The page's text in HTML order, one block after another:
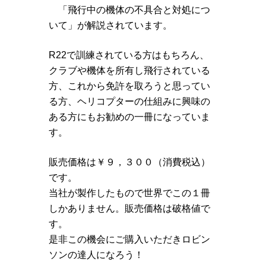
「飛行中の機体の不具合と対処につ
いて」が解説されています。
R22で訓練されている方はもちろん、
クラブや機体を所有し飛行されている
方、これから免許を取ろうと思ってい
る方、ヘリコプターの仕組みに興味の
ある方にもお勧めの一冊になっていま
す。
販売価格は￥９，３００（消費税込）
です。
当社が製作したもので世界でこの１冊
しかありません。販売価格は破格値で
す。
是非この機会にご購入いただきロビン
ソンの達人になろう！